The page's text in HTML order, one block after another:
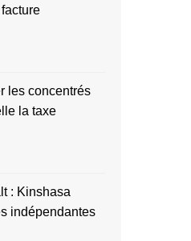
les concentrés
la taxe
: Kinshasa
indépendantes